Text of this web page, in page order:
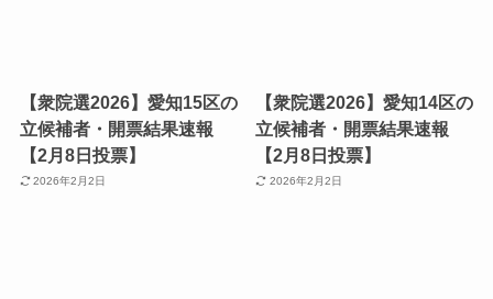
【衆院選2026】愛知15区の
立候補者・開票結果速報
【2月8日投票】
2026年2月2日
【衆院選2026】愛知14区の
立候補者・開票結果速報
【2月8日投票】
2026年2月2日